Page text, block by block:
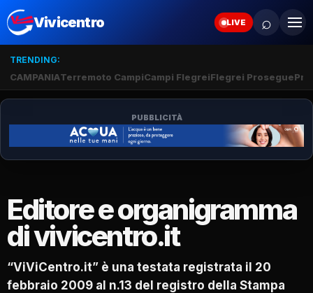
Vivicentro LIVE ⌕
TRENDING:
CAMPANIATerremoto CampiCampi FlegreiFlegrei Prosegue
PUBBLICITÀ
Editore e organigramma
di vivicentro.it
“ViViCentro.it” è una testata registrata il 20
febbraio 2009 al n.13 del registro della Stampa